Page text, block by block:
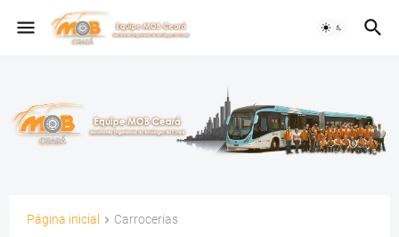
Página inicial Carrocerias